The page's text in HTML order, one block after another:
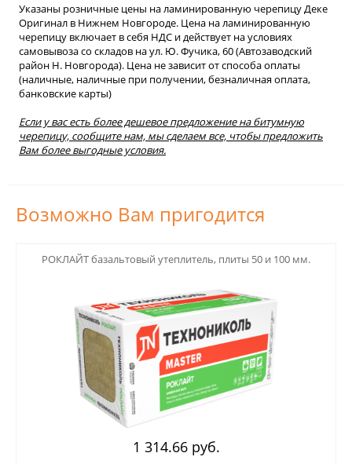
Указаны розничные цены на ламинированную черепицу Деке
Оригинал в Нижнем Новгороде. Цена на ламинированную
черепицу включает в себя НДС и действует на условиях
самовывоза со складов на ул. Ю. Фучика, 60 (Автозаводский
район Н. Новгорода). Цена не зависит от способа оплаты
(наличные, наличные при получении, безналичная оплата,
банковские карты)
Если у вас есть более дешевое предложение на битумную
черепицу, сообщите нам, мы сделаем все, чтобы предложить
Вам более выгодные условия.
Возможно Вам пригодится
РОКЛАЙТ базальтовый утеплитель, плиты 50 и 100 мм.
1 314.66 руб.